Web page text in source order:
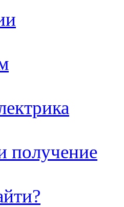
получение